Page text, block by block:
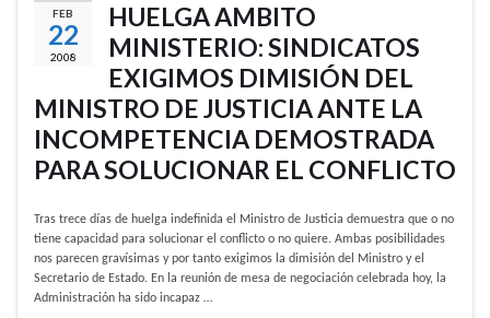
FEB
22
2008
HUELGA AMBITO
MINISTERIO: SINDICATOS
EXIGIMOS DIMISIÓN DEL
MINISTRO DE JUSTICIA ANTE LA
INCOMPETENCIA DEMOSTRADA
PARA SOLUCIONAR EL CONFLICTO
Tras trece días de huelga indefinida el Ministro de Justicia demuestra que o no
tiene capacidad para solucionar el conflicto o no quiere. Ambas posibilidades
nos parecen gravísimas y por tanto exigimos la dimisión del Ministro y el
Secretario de Estado. En la reunión de mesa de negociación celebrada hoy, la
Administración ha sido incapaz …